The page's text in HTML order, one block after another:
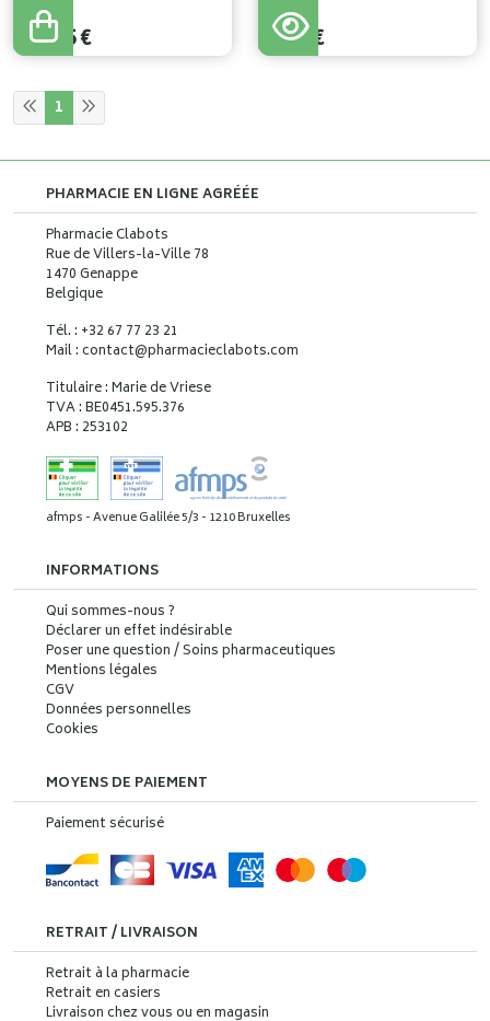
15,95
14,35€ 7,04 €
1
PHARMACIE EN LIGNE AGRÉÉE
Pharmacie Clabots
Rue de Villers-la-Ville 78
1470 Genappe
Belgique
Tél. : +32 67 77 23 21
Mail : contact@pharmacieclabots.com
Titulaire : Marie de Vriese
TVA : BE0451.595.376
APB : 253102
afmps - Avenue Galilée 5/3 - 1210 Bruxelles
INFORMATIONS
Qui sommes-nous ?
Déclarer un effet indésirable
Poser une question / Soins pharmaceutiques
Mentions légales
CGV
Données personnelles
Cookies
MOYENS DE PAIEMENT
Paiement sécurisé
RETRAIT / LIVRAISON
Retrait à la pharmacie
Retrait en casiers
Livraison chez vous ou en magasin